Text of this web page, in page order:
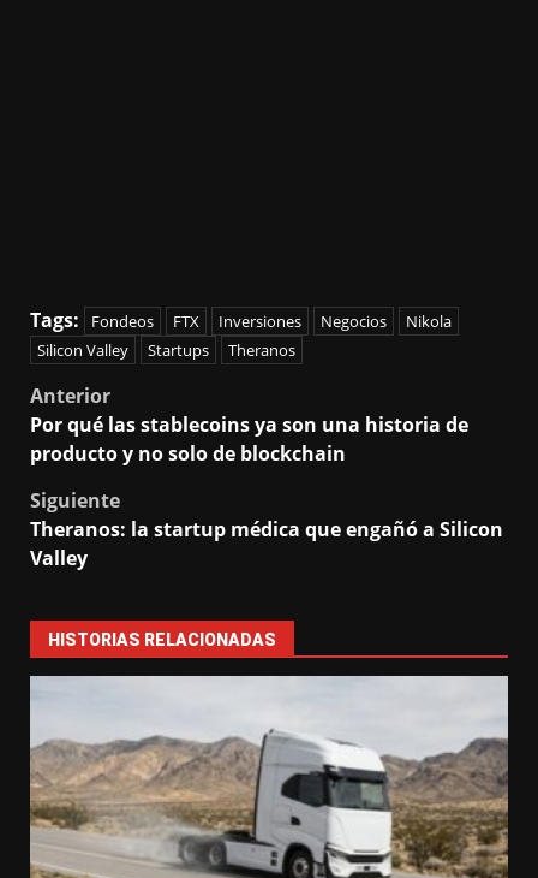
Tags: Fondeos FTX Inversiones Negocios
Nikola
Silicon Valley
Startups Theranos
Post
navigation
Anterior
Por qué las stablecoins ya son una historia de
producto y no solo de blockchain
Siguiente
Theranos: la startup médica que engañó a Silicon
Valley
HISTORIAS RELACIONADAS